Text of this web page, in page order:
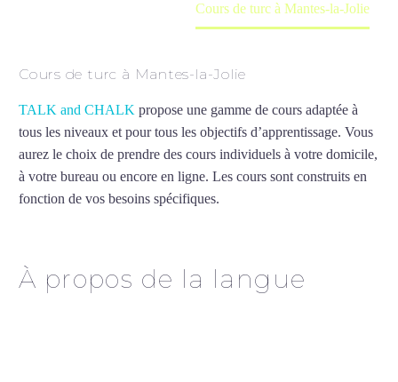
Cours de turc à Mantes-la-Jolie
Cours de turc à Mantes-la-Jolie
TALK and CHALK propose une gamme de cours adaptée à
tous les niveaux et pour tous les objectifs d’apprentissage. Vous
aurez le choix de prendre des cours individuels à votre domicile,
à votre bureau ou encore en ligne. Les cours sont construits en
fonction de vos besoins spécifiques.
À propos de la langue